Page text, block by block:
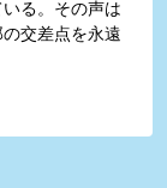
る。その声は
交差点を永遠